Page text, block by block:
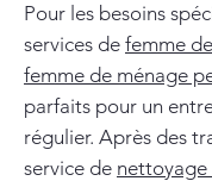
Pour les besoins
services de femme
femme de ménage
parfaits pour un
régulier. Après des
service de nettoyage